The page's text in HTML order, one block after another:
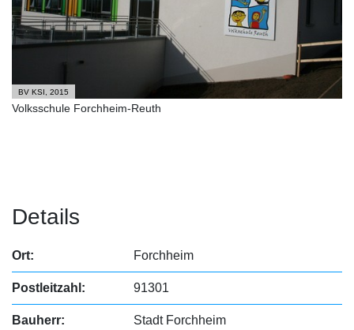
BV KSI, 2015
Volksschule Forchheim-Reuth
Details
Ort: Forchheim
Postleitzahl: 91301
Bauherr: Stadt Forchheim